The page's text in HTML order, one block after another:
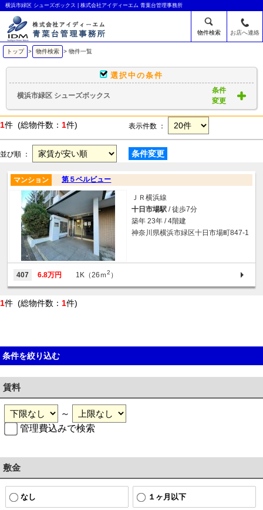
横浜市緑区 シューズボックス | 株式会社アイディーエム 青葉台管理事務所
物件検索 お店へ連絡
トップ > 物件検索 > 物件一覧
選択中の条件
横浜市緑区 シューズボックス
条件
変更
1件 (総物件数： 1件) 表示件数 ：
並び順 ： 条件変更
第５ベルビュー
マンション
ＪＲ横浜線
十日市場駅 / 徒歩7分
築年 23年 / 4階建
神奈川県横浜市緑区十日市場町847-1
407 6.8万円 1K（26ｍ2 ）
1件 (総物件数： 1件)
条件を絞り込む
賃料
～
管理費込みで検索
敷金
なし １ヶ月以下